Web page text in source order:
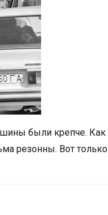
были крепче. Как
резонны. Вот только